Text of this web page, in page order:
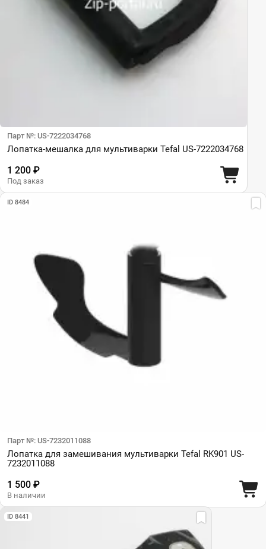
Парт №: US-7222034768
Лопатка-мешалка для мультиварки Tefal US-7222034768
1 200 ₽
Под заказ
ID 8484
Парт №: US-7232011088
Лопатка для замешивания мультиварки Tefal RK901 US-
7232011088
1 500 ₽
В наличии
ID 8441